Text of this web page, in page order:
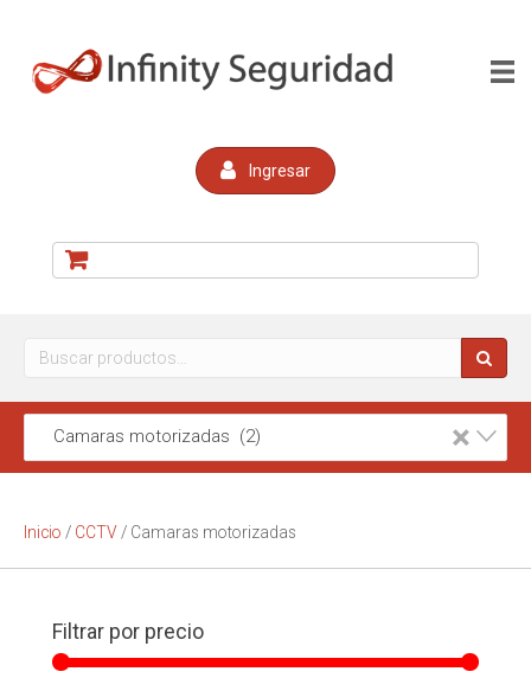
Ingresar
Buscar
×
Camaras motorizadas (2)
Inicio / CCTV/ Camaras motorizadas
Filtrar por precio